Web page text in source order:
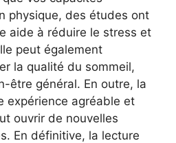
physique, des études ont
aide à réduire le stress et
peut également
la qualité du sommeil,
être général. En outre, la
expérience agréable et
ouvrir de nouvelles
En définitive, la lecture